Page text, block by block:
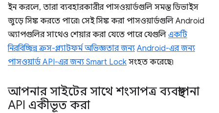
ইন করলে, তারা ব্যবহারকারীর পাসওয়ার্ডগুলি সমস্ত ডিভাইস
জুড়ে সিঙ্ক করতে পারে৷ সেই সিঙ্ক করা পাসওয়ার্ডগুলি Android
অ্যাপগুলির সাথেও শেয়ার করা যেতে পারে যেগুলি একটি
নিরবিচ্ছিন্ন ক্রস-প্ল্যাটফর্ম অভিজ্ঞতার জন্য Android-এর জন্য
পাসওয়ার্ড API-এর জন্য Smart Lock সংহত করেছে৷
আপনার সাইটের সাথে শংসাপত্র ব্যবস্থাপনা
API একীভূত করা